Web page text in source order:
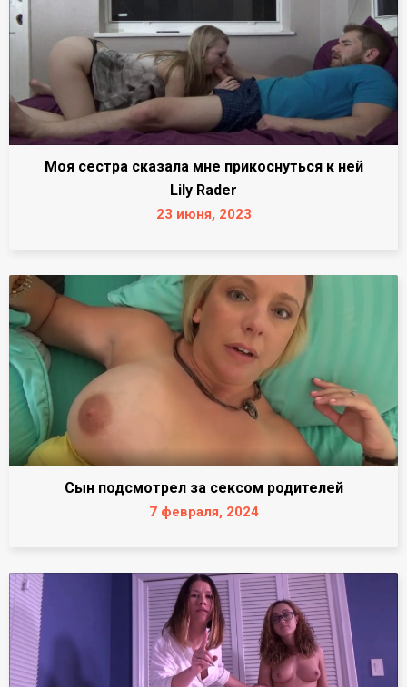
Моя сестра сказала мне прикоснуться к ней
Lily Rader
23 июня, 2023
Сын подсмотрел за сексом родителей
7 февраля, 2024